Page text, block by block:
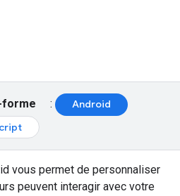
forme :
Android
vous permet de personnaliser
peuvent interagir avec votre